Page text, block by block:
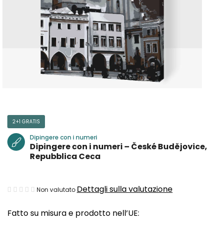
Fatto su misura e prodotto nell’UE:
2+1 GRATIS
Dipingere con i numeri
Dipingere con i numeri – České Budějovice,
Repubblica Ceca
La
media
Non valutato Dettagli sulla valutazione